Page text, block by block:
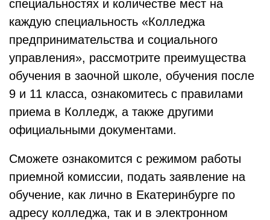
специальностях и количестве мест на
каждую специальность «Колледжа
предпринимательства и социального
управления», рассмотрите преимущества
обучения в заочной школе, обучения после
9 и 11 класса, ознакомитесь с правилами
приема в Колледж, а также другими
официальными документами.
Сможете ознакомится с режимом работы
приемной комиссии, подать заявление на
обучение, как лично в Екатеринбурге по
адресу колледжа, так и в электронном